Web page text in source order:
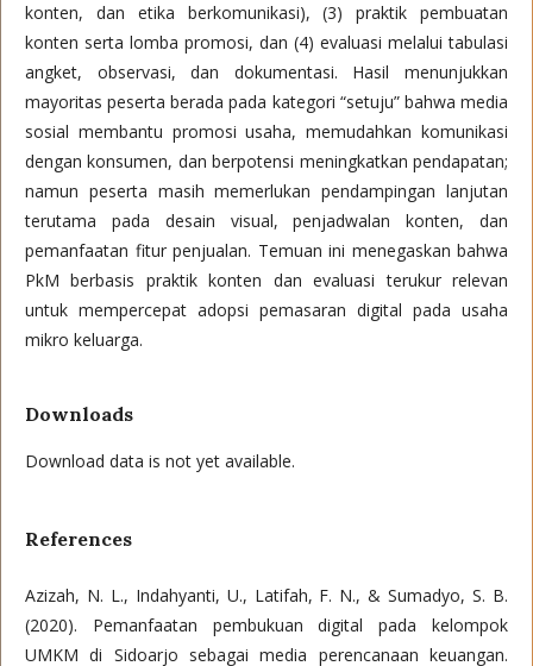
konten, dan etika berkomunikasi), (3) praktik pembuatan
konten serta lomba promosi, dan (4) evaluasi melalui tabulasi
angket, observasi, dan dokumentasi. Hasil menunjukkan
mayoritas peserta berada pada kategori “setuju” bahwa media
sosial membantu promosi usaha, memudahkan komunikasi
dengan konsumen, dan berpotensi meningkatkan pendapatan;
namun peserta masih memerlukan pendampingan lanjutan
terutama pada desain visual, penjadwalan konten, dan
pemanfaatan fitur penjualan. Temuan ini menegaskan bahwa
PkM berbasis praktik konten dan evaluasi terukur relevan
untuk mempercepat adopsi pemasaran digital pada usaha
mikro keluarga.
Downloads
Download data is not yet available.
References
Azizah, N. L., Indahyanti, U., Latifah, F. N., & Sumadyo, S. B.
(2020). Pemanfaatan pembukuan digital pada kelompok
UMKM di Sidoarjo sebagai media perencanaan keuangan.